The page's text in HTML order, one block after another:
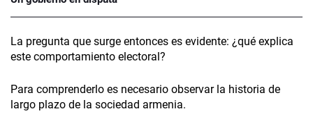
La pregunta que surge entonces es evidente: ¿qué explica
este comportamiento electoral?
Para comprenderlo es necesario observar la historia de
largo plazo de la sociedad armenia.